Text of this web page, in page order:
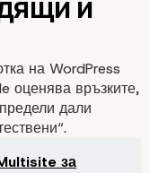
на WordPress
оценява връзките,
дали
за